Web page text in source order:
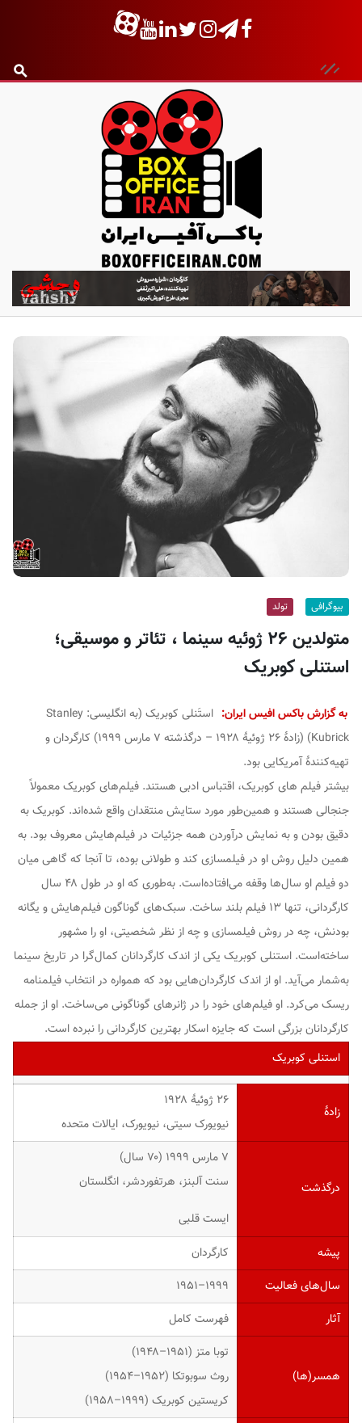
ب
ا
ک
س
آ
ف
ی
س
ا
ا
ن
بیوگرافی تولد
متولدین ۲۶ ژوئیه سینما ، تئاتر و موسیقی؛
استنلی کوبریک
به گزارش باکس افیس ایران: استَنلی کوبریک (به انگلیسی: Stanley
Kubrick
) (زادهٔ ۲۶ ژوئیهٔ ۱۹۲۸ – درگذشته ۷ مارس ۱۹۹۹) کارگردان ‌و
تهیه‌کنندهٔ آمریکایی بود.
بیشتر فیلم های کوبریک، اقتباس ادبی هستند. فیلم‌های کوبریک معمولاً
جنجالی هستند و همین‌طور مورد ستایش منتقدان واقع شده‌اند. کوبریک به
دقیق بودن و به نمایش درآوردن همه جزئیات در فیلم‌هایش معروف بود. به
همین دلیل روش او در فیلمسازی کند و طولانی بوده، تا آنجا که گاهی میان
دو فیلم او سال‌ها وقفه می‌افتاده‌است. به‌طوری که او در طول ۴۸ سال
کارگردانی، تنها ۱۳ فیلم بلند ساخت. سبک‌های گوناگون فیلم‌هایش و یگانه
بودنش، چه در روش فیلمسازی و چه از نظر شخصیتی، او را مشهور
ساخته‌است. استنلی کوبریک یکی از اندک کارگردانان کمال‌گرا در تاریخ سینما
به‌شمار می‌آید. او از اندک کارگردان‌هایی بود که همواره در انتخاب فیلمنامه
ریسک می‌کرد. او فیلم‌های خود را در ژانرهای گوناگونی می‌ساخت. او از جمله
کارگردانان بزرگی است که جایزه اسکار بهترین کارگردانی را نبرده است.
استنلی کوبریک
زادهٔ
۲۶ ژوئیهٔ ۱۹۲۸
نیویورک سیتی، نیویورک، ایالات متحده
درگذشت
۷ مارس ۱۹۹۹ (۷۰ سال)
سنت آلبنز، هرتفوردشر، انگلستان
ایست قلبی
پیشه
کارگردان
سال‌های فعالیت
۱۹۹۹–۱۹۵۱
آثار
فهرست کامل
همسر(ها)
توبا متز (۱۹۵۱–۱۹۴۸)
روث سوبوتکا (۱۹۵۲–۱۹۵۴)
کریستین کوبریک (۱۹۹۹–۱۹۵۸)